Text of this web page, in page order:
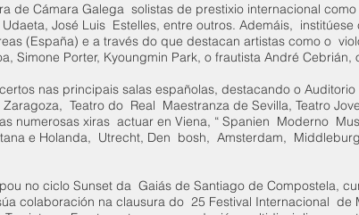
de Cámara Galega solistas de prestixio internacional
José Luis Estelles, entre outros. Ademáis,
(España) e a través do que destacan artistas como o
Simone Porter, Kyoungmin Park, o frautista André
nas principais salas españolas, destacando o
Teatro do Real Maestranza de Sevilla, Teatro
numerosas xiras actuar en Viena, “ Spanien Moderno
e Holanda, Utrecht, Den bosh, Amsterdam,
no ciclo Sunset da Gaiás de Santiago de Compostela,
colaboración na clausura do 25 Festival Internacional